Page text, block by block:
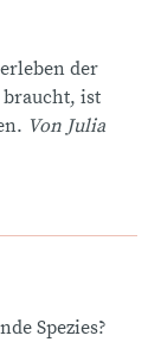
der
braucht, ist
Von Julia
Spezies?